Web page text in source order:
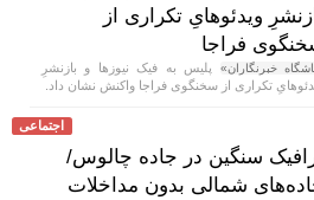
ویدئوهایِ تکراری از
فراجا
خبرنگاران» پلیس به فیک نیوزها و بازنشرِ
تکراری از سخنگوی فراجا واکنش نشان داد.
اجتماعی
سنگین در جاده چالوس/
شمالی بدون مداخلات